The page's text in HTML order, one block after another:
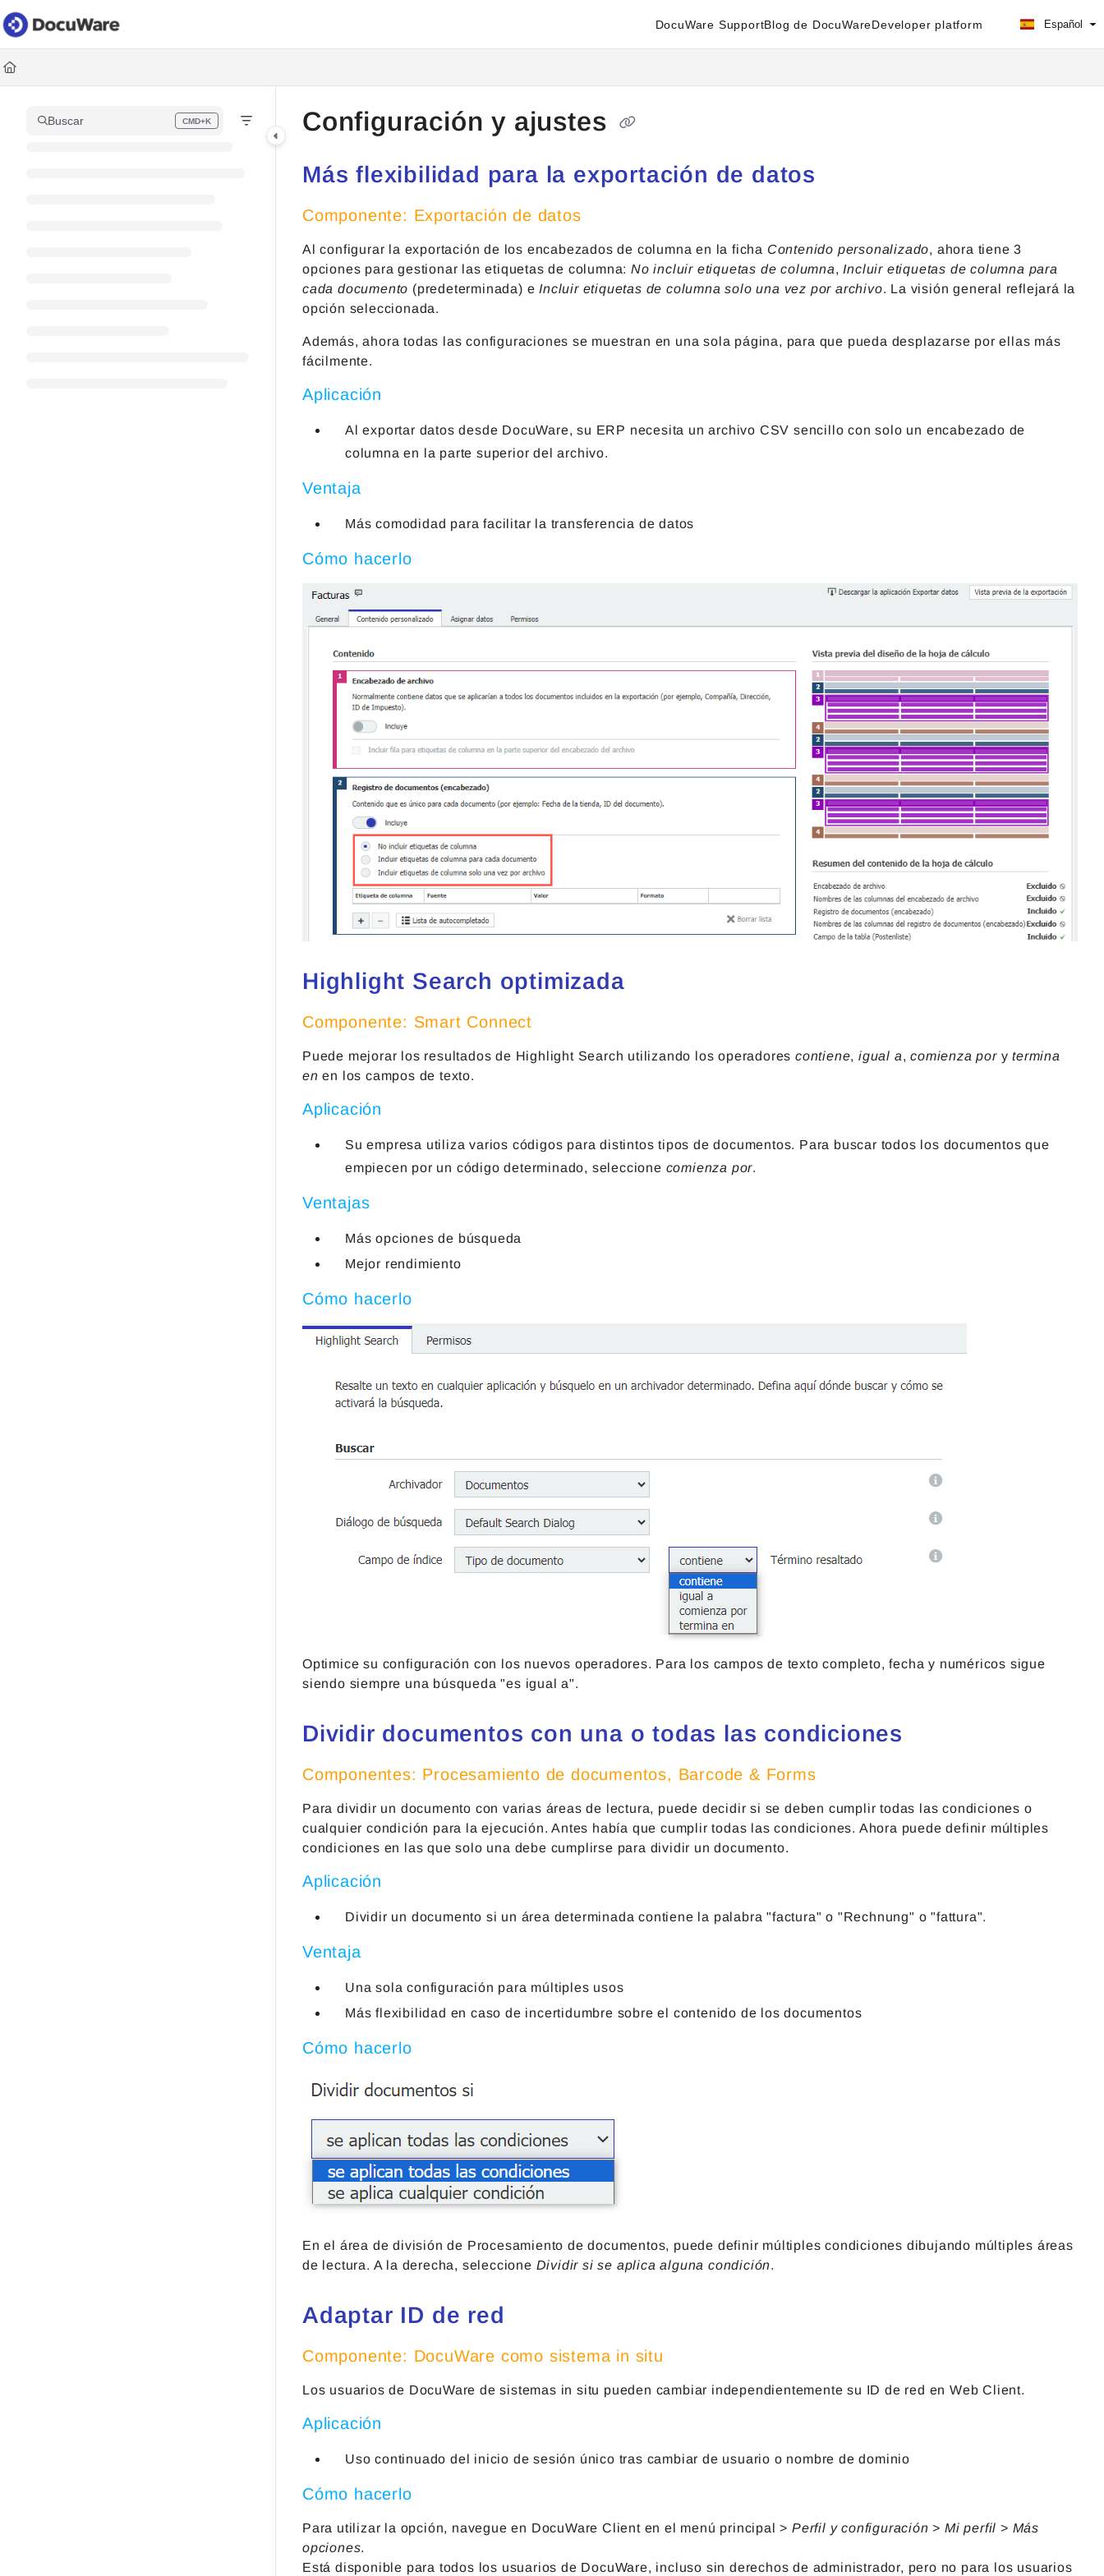
Documentation Index
Fetch the complete documentation index at:
Use this file to discover all available pages before exploring further.
DocuWare SupportBlog de DocuWareDeveloper platform Español
Buscar CMD+K
Press CMD+K to open search Configuración y ajustes
Más flexibilidad para la exportación de datos
Componente: Exportación de datos
Al configurar la exportación de los encabezados de columna en la ficha Contenido personalizado, ahora tiene 3
opciones para gestionar las etiquetas de columna: No incluir etiquetas de columna, Incluir etiquetas de columna para
cada documento (predeterminada) e Incluir etiquetas de columna solo una vez por archivo. La visión general reflejará la
opción seleccionada.
Además, ahora todas las configuraciones se muestran en una sola página, para que pueda desplazarse por ellas más
fácilmente.
Aplicación
Al exportar datos desde DocuWare, su ERP necesita un archivo CSV sencillo con solo un encabezado de
columna en la parte superior del archivo.
Ventaja
Más comodidad para facilitar la transferencia de datos
Cómo hacerlo
Highlight Search optimizada
Componente: Smart Connect
Puede mejorar los resultados de Highlight Search utilizando los operadores contiene, igual a,comienza porytermina
enen los campos de texto.
Aplicación
Su empresa utiliza varios códigos para distintos tipos de documentos. Para buscar todos los documentos que
empiecen por un código determinado, seleccione comienza por.
Ventajas
Más opciones de búsqueda
Mejor rendimiento
Cómo hacerlo
Optimice su configuración con los nuevos operadores. Para los campos de texto completo, fecha y numéricos sigue
siendo siempre una búsqueda "es igual a".
Dividir documentos con una o todas las condiciones
Componentes: Procesamiento de documentos, Barcode & Forms
Para dividir un documento con varias áreas de lectura, puede decidir si se deben cumplir todas las condiciones o
cualquier condición para la ejecución. Antes había que cumplir todas las condiciones. Ahora puede definir múltiples
condiciones en las que solo una debe cumplirse para dividir un documento.
Aplicación
Dividir un documento si un área determinada contiene la palabra "factura" o "Rechnung" o "fattura".
Ventaja
Una sola configuración para múltiples usos
Más flexibilidad en caso de incertidumbre sobre el contenido de los documentos
Cómo hacerlo
En el área de división de Procesamiento de documentos, puede definir múltiples condiciones dibujando múltiples áreas
de lectura. A la derecha, seleccione Dividir si se aplica alguna condición.
Adaptar ID de red
Componente: DocuWare como sistema in situ
Los usuarios de DocuWare de sistemas in situ pueden cambiar independientemente su ID de red en Web Client.
Aplicación
Uso continuado del inicio de sesión único tras cambiar de usuario o nombre de dominio
Cómo hacerlo
Para utilizar la opción, navegue en DocuWare Client en el menú principal > Perfil y configuración >Mi perfil > Más
opciones.
Está disponible para todos los usuarios de DocuWare, incluso sin derechos de administrador, pero no para los usuarios